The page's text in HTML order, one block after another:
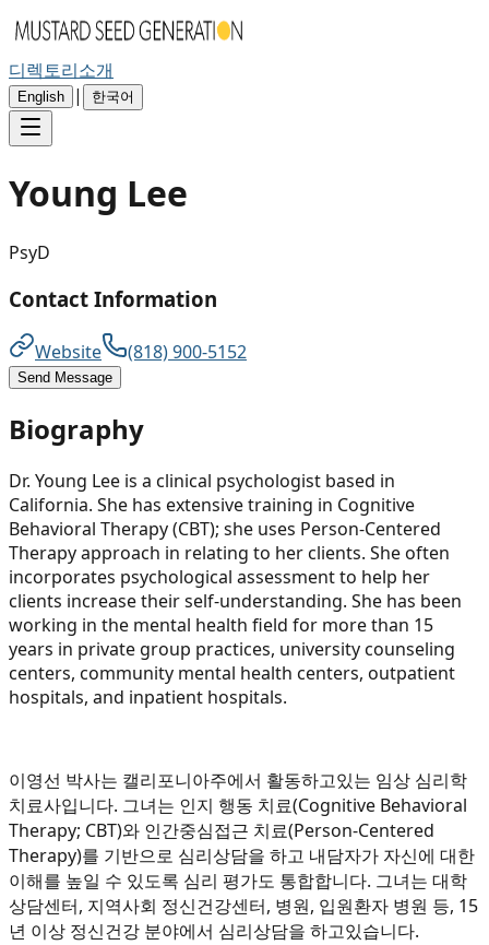
디렉토리소개
English | 한국어
Young Lee
PsyD
Contact Information
Website (818) 900-5152
Send Message
Biography
Dr. Young Lee is a clinical psychologist based in
California. She has extensive training in Cognitive
Behavioral Therapy (CBT); she uses Person-Centered
Therapy approach in relating to her clients. She often
incorporates psychological assessment to help her
clients increase their self-understanding. She has been
working in the mental health field for more than 15
years in private group practices, university counseling
centers, community mental health centers, outpatient
hospitals, and inpatient hospitals.
이영선 박사는 캘리포니아주에서 활동하고있는 임상 심리학
치료사입니다. 그녀는 인지 행동 치료(Cognitive Behavioral
Therapy; CBT)와 인간중심접근 치료(Person-Centered
Therapy)를 기반으로 심리상담을 하고 내담자가 자신에 대한
이해를 높일 수 있도록 심리 평가도 통합합니다. 그녀는 대학
상담센터, 지역사회 정신건강센터, 병원, 입원환자 병원 등, 15
년 이상 정신건강 분야에서 심리상담을 하고있습니다.